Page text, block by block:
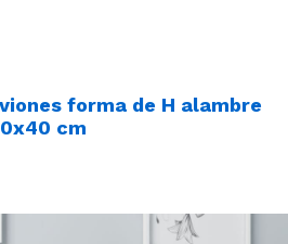
forma de H alambre
cm